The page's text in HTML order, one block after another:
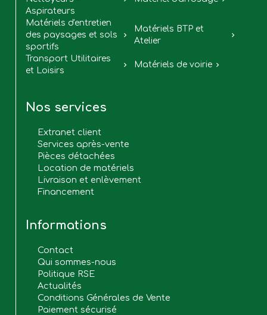
Aspirateurs
Matériels d'entretien
des paysages et sols
sportifs

Matériels BTP et
Atelier

Transport Utilitaires
et Loisirs
 Matériels de voirie 
Nos services
Extranet client
Services après-vente
Pièces détachées
Location de matériels
Livraison et enlèvement
Financement
Informations
Contact
Qui sommes-nous
Politique RSE
Actualités
Conditions Générales de Vente
Paiement sécurisé